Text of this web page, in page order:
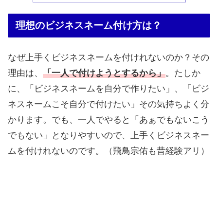
理想のビジネスネーム付け方は？
なぜ上手くビジネスネームを付けれないのか？その
理由は、 「一人で付けようとするから」。たしか
に、「ビジネスネームを自分で作りたい」、「ビジ
ネスネームこそ自分で付けたい」その気持ちよく分
かります。でも、一人でやると「あぁでもないこう
でもない」となりやすいので、上手くビジネスネー
ムを付けれないのです。（飛鳥宗佑も昔経験アリ）